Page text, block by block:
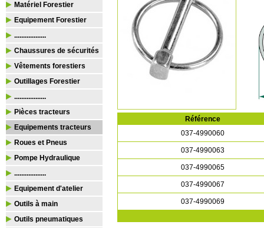
Matériel Forestier
Equipement Forestier
..................
Chaussures de sécurités
Vêtements forestiers
Outillages Forestier
..................
Pièces tracteurs
Equipements tracteurs
Roues et Pneus
Pompe Hydraulique
..................
Equipement d'atelier
Outils à main
Outils pneumatiques
Référence
037-4990060
037-4990063
037-4990065
037-4990067
037-4990069